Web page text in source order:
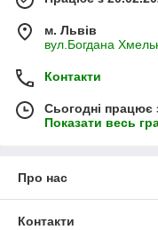
м. Львів
вул.Богдана
Контакти
Сьогодні працює
Показати весь
Про нас
Контакти